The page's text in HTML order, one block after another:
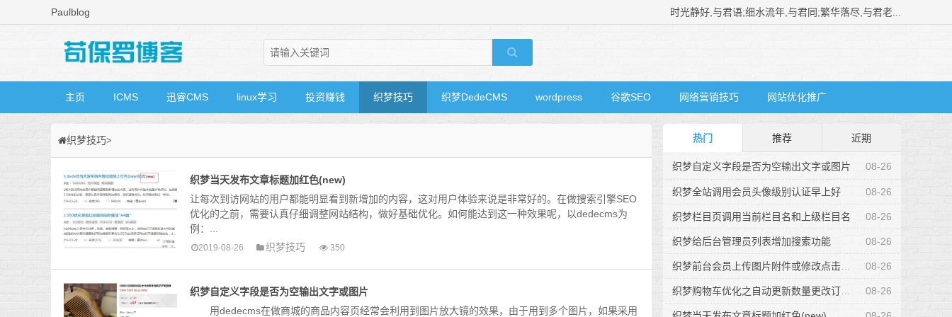
Paulblog 时光静好,与君语;细水流年,与君同;繁华落尽,与君老...
主页 ICMS 迅睿CMS linux学习 投资赚钱 织梦技巧 织梦DedeCMS wordpress 谷歌SEO 网络营销技巧 网站优化推广
织梦技巧>
织梦当天发布文章标题加红色(new)
让每次到访网站的用户都能明显看到新增加的内容，这对用户体验来说是非常好的。在做搜索引擎SEO
优化的之前，需要认真仔细调整网站结构，做好基础优化。如何能达到这一种效果呢，以dedecms为
例：...
2019-08-26 织梦技巧 350
织梦自定义字段是否为空输出文字或图片
用dedecms在做商城的商品内容页经常会利用到图片放大镜的效果，由于用到多个图片，如果采用
热门 推荐 近期
08-26
织梦自定义字段是否为空输出文字或图片
08-26
织梦全站调用会员头像级别认证早上好
08-26
织梦栏目页调用当前栏目名和上级栏目名
08-26
织梦给后台管理员列表增加搜索功能
08-26
织梦前台会员上传图片附件或修改点击后无效
08-26
织梦购物车优化之自动更新数量更改订单号